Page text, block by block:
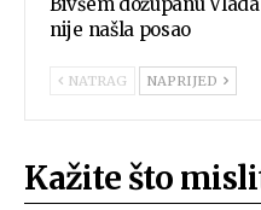
nije našla posao
NATRAG NAPRIJED
Kažite što